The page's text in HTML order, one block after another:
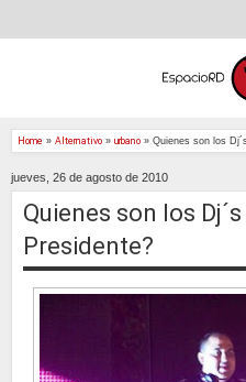
Home » Alternativo » urbano » Quienes son los
jueves, 26 de agosto de 2010
Quienes son los
Presidente?